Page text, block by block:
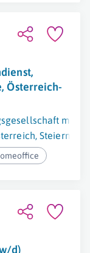
Österreich-
mbH
,Steiermark
d)